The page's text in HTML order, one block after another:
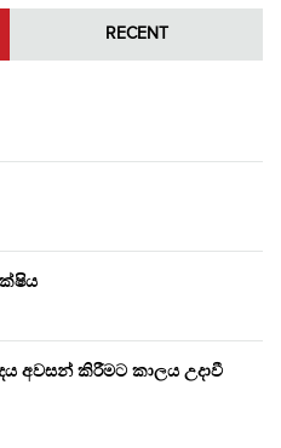
RECENT
අවසන් කිරීමට කාලය උදාවී